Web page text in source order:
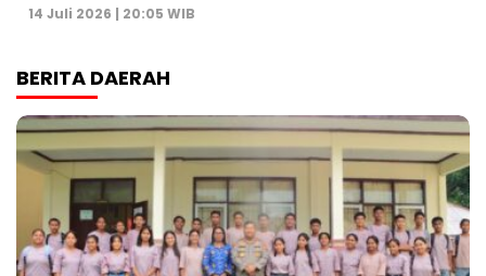
14 Juli 2026 | 20:05 WIB
BERITA DAERAH